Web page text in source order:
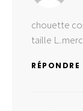
chouette
taille
RÉPONDRE